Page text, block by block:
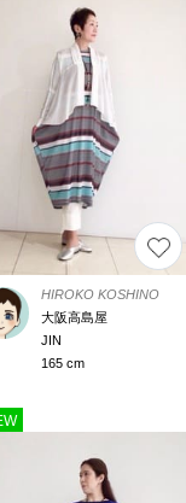
HIROKO KOSHINO
大阪高島屋
JIN
165 cm